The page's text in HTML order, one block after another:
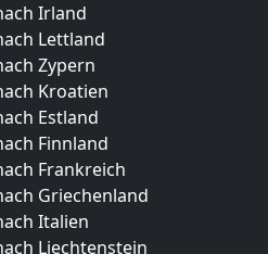
Irland
Lettland
Zypern
Kroatien
Estland
Finnland
Frankreich
Griechenland
Italien
Liechtenstein